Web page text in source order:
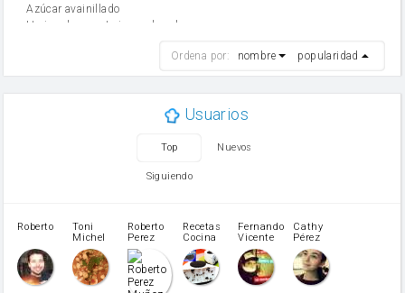
Azúcar avainillado
Harina de reposteria con levadura
mantequilla
patatas
pimiento rojo
Pimentón
Ordena por: nombre popularidad
Usuarios
Top Nuevos
Siguiendo
Roberto
Toni
Michel
Caubet
Roberto
Perez
Muñoz
Recetas
Cocina
Fernando
Vicente
Cathy
Pérez